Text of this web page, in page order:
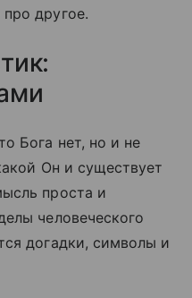
другое.
Бога нет, но и не
Он и существует
проста и
человеческого
догадки, символы и